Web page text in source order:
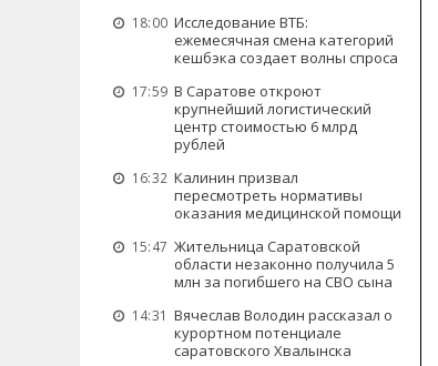
18:00 Исследование ВТБ:
ежемесячная смена категорий
кешбэка создает волны спроса
17:59 В Саратове откроют
крупнейший логистический
центр стоимостью 6 млрд
рублей
16:32 Калинин призвал
пересмотреть нормативы
оказания медицинской помощи
15:47 Жительница Саратовской
области незаконно получила 5
млн за погибшего на СВО сына
14:31 Вячеслав Володин рассказал о
курортном потенциале
саратовского Хвалынска